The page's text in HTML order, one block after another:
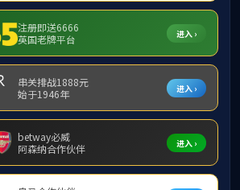
目！
首页